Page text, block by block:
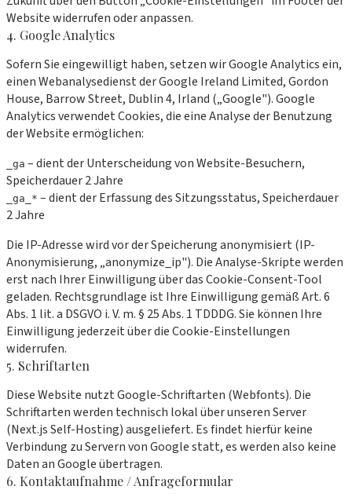
Website widerrufen oder anpassen.
4. Google Analytics
Sofern Sie eingewilligt haben, setzen wir Google Analytics ein,
einen Webanalysedienst der Google Ireland Limited, Gordon
House, Barrow Street, Dublin 4, Irland („Google"). Google
Analytics verwendet Cookies, die eine Analyse der Benutzung
der Website ermöglichen:
_ga – dient der Unterscheidung von Website-Besuchern,
Speicherdauer 2 Jahre
_ga_* – dient der Erfassung des Sitzungsstatus, Speicherdauer
2 Jahre
Die IP-Adresse wird vor der Speicherung anonymisiert (IP-
Anonymisierung, „anonymize_ip"). Die Analyse-Skripte werden
erst nach Ihrer Einwilligung über das Cookie-Consent-Tool
geladen. Rechtsgrundlage ist Ihre Einwilligung gemäß Art. 6
Abs. 1 lit. a DSGVO i. V. m. § 25 Abs. 1 TDDDG. Sie können Ihre
Einwilligung jederzeit über die Cookie-Einstellungen
widerrufen.
5. Schriftarten
Diese Website nutzt Google-Schriftarten (Webfonts). Die
Schriftarten werden technisch lokal über unseren Server
(Next.js Self-Hosting) ausgeliefert. Es findet hierfür keine
Verbindung zu Servern von Google statt, es werden also keine
Daten an Google übertragen.
6. Kontaktaufnahme / Anfrageformular